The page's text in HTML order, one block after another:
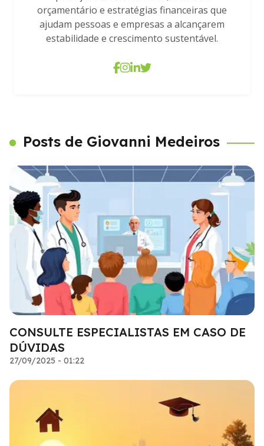
orçamentário e estratégias financeiras que
ajudam pessoas e empresas a alcançarem
estabilidade e crescimento sustentável.
Posts de Giovanni Medeiros
CONSULTE ESPECIALISTAS EM CASO DE
DÚVIDAS
27/09/2025 - 01:22